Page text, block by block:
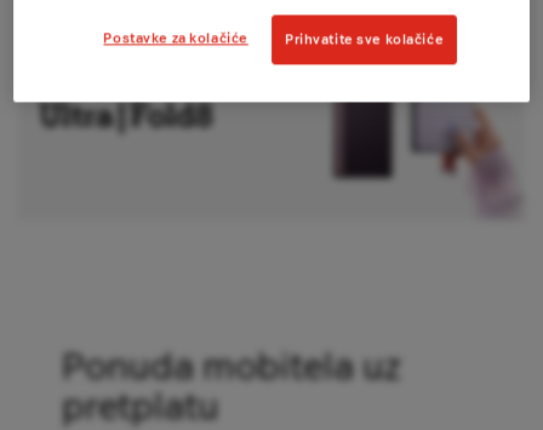
Ponuda mobitela uz
pretplatu
Postavke za kolačiće Prihvatite sve kolačiće